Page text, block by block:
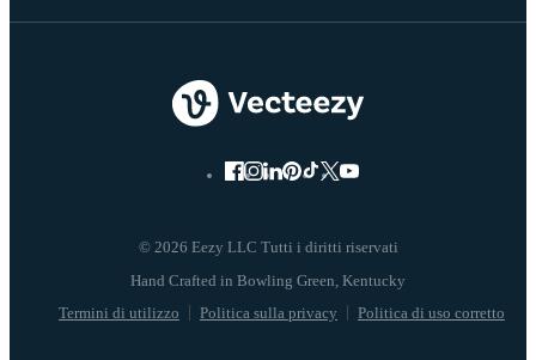
© 2026 Eezy LLC Tutti i diritti riservati
Termini di utilizzo Politica sulla privacy Politica di uso corretto